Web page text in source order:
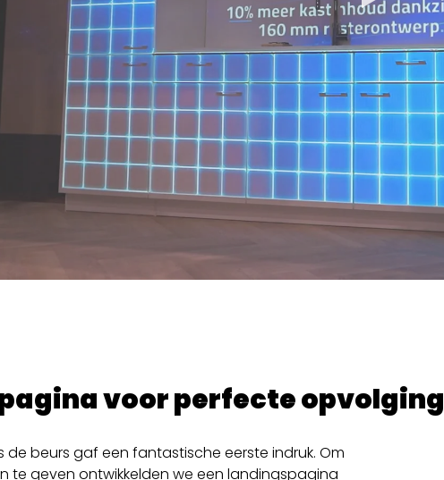
voor perfecte opvolging
de beurs gaf een fantastische eerste indruk. Om
te geven ontwikkelden we een landingspagina